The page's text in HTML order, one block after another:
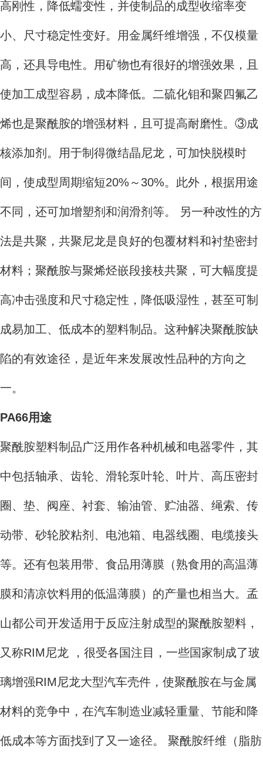
高刚性，降低蠕变性，并使制品的成型收缩率变
小、尺寸稳定性变好。用金属纤维增强，不仅模量
高，还具导电性。用矿物也有很好的增强效果，且
使加工成型容易，成本降低。二硫化钼和聚四氟乙
烯也是聚酰胺的增强材料，且可提高耐磨性。③成
核添加剂。用于制得微结晶尼龙，可加快脱模时
间，使成型周期缩短20%～30%。此外，根据用途
不同，还可加增塑剂和润滑剂等。 另一种改性的方
法是共聚，共聚尼龙是良好的包覆材料和衬垫密封
材料；聚酰胺与聚烯烃嵌段接枝共聚，可大幅度提
高冲击强度和尺寸稳定性，降低吸湿性，甚至可制
成易加工、低成本的塑料制品。这种解决聚酰胺缺
陷的有效途径，是近年来发展改性品种的方向之
一。
PA66用途
聚酰胺塑料制品广泛用作各种机械和电器零件，其
中包括轴承、齿轮、滑轮泵叶轮、叶片、高压密封
圈、垫、阀座、衬套、输油管、贮油器、绳索、传
动带、砂轮胶粘剂、电池箱、电器线圈、电缆接头
等。还有包装用带、食品用薄膜（熟食用的高温薄
膜和清凉饮料用的低温薄膜）的产量也相当大。孟
山都公司开发适用于反应注射成型的聚酰胺塑料，
又称RIM尼龙 ，很受各国注目，一些国家制成了玻
璃增强RIM尼龙大型汽车壳件，使聚酰胺在与金属
材料的竞争中，在汽车制造业减轻重量、节能和降
低成本等方面找到了又一途径。 聚酰胺纤维（脂肪